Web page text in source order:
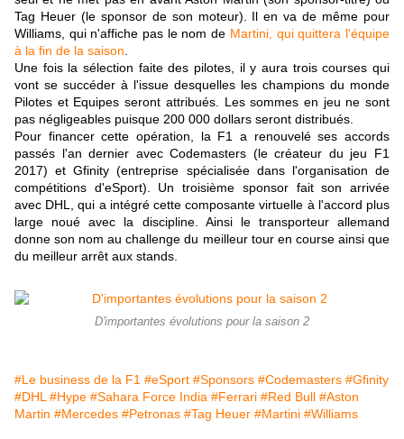
Tag Heuer (le sponsor de son moteur). Il en va de même pour
Williams, qui n'affiche pas le nom de Martini, qui quittera l'équipe
à la fin de la saison
Une fois la sélection faite des pilotes, il y aura trois courses qui
vont se succéder à l'issue desquelles les champions du monde
Pilotes et Equipes seront attribués. Les sommes en jeu ne sont
pas négligeables puisque 200 000 dollars seront distribués.
Pour financer cette opération, la F1 a renouvelé ses accords
passés l'an dernier avec Codemasters (le créateur du jeu F1
2017) et Gfinity (entreprise spécialisée dans l'organisation de
compétitions d'eSport). Un troisième sponsor fait son arrivée
avec DHL, qui a intégré cette composante virtuelle à l'accord plus
large noué avec la discipline. Ainsi le transporteur allemand
donne son nom au challenge du meilleur tour en course ainsi que
du meilleur arrêt aux stands.
D'importantes évolutions pour la saison 2
#Le business de la F1 #eSport #Sponsors #Codemasters #Gfinity
#DHL #Hype #Sahara Force India #Ferrari #Red Bull #Aston
Martin #Mercedes #Petronas #Tag Heuer #Martini #Williams